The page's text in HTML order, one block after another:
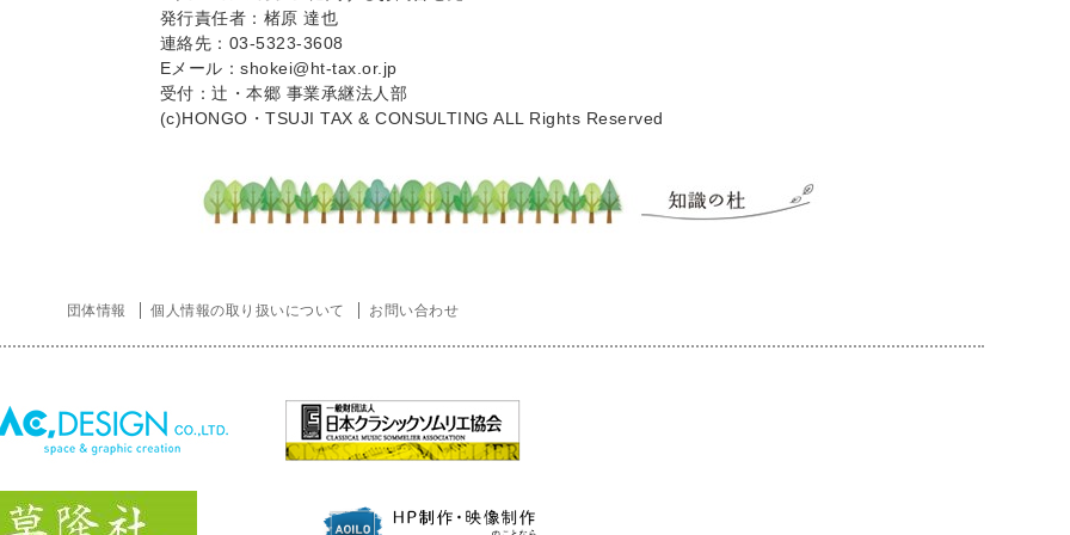
発行責任者：楮原 達也
連絡先：03-5323-3608
Eメール：shokei@ht-tax.or.jp
受付：辻・本郷 事業承継法人部
(c)HONGO・TSUJI TAX & CONSULTING ALL Rights Reserved
団体情報 個人情報の取り扱いについて お問い合わせ